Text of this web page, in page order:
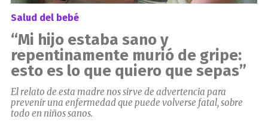
Salud del bebé
“Mi hijo estaba sano y
repentinamente murió de gripe:
esto es lo que quiero que sepas”
El relato de esta madre nos sirve de advertencia para
prevenir una enfermedad que puede volverse fatal, sobre
todo en niños sanos.